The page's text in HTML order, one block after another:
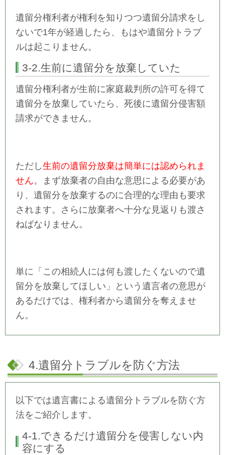
遺留分権利者が権利を知りつつ遺留分請求をし
ないで1年が経過したら、もはや遺留分トラブ
ルは起こりません。
3-2.生前に遺留分を放棄していた
遺留分権利者が生前に家庭裁判所の許可を得て
遺留分を放棄していたら、死後に遺留分侵害額
請求ができません。
ただし生前の遺留分放棄は簡単には認められま
せん。まず放棄者の自由な意思による必要があ
り、遺留分を放棄するのに合理的な理由も要求
されます。さらに放棄者へ十分な見返りも渡さ
ねばなりません。
単に「この相続人には何も渡したくないので遺
留分を放棄してほしい」という遺言者の意思が
あるだけでは、権利者から遺留分を奪えませ
ん。
4.遺留分トラブルを防ぐ方法
以下では遺言書による遺留分トラブルを防ぐ方
法をご紹介します。
4-1.できるだけ遺留分を侵害しない内
容にする